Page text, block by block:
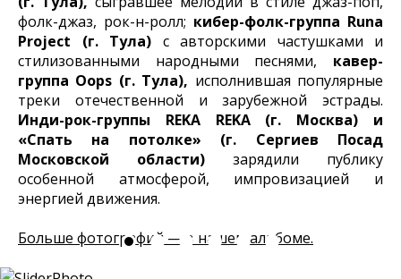
фолк-джаз, рок-н-ролл; кибер-фолк-группа Runa
Project (г. Тула) с авторскими частушками и
стилизованными народными песнями, кавер-
группа Oops (г. Тула), исполнившая популярные
треки отечественной и зарубежной эстрады.
Инди-рок-группы REKA REKA (г. Москва) и
«Спать на потолке» (г. Сергиев Посад
Московской области) зарядили публику
особенной атмосферой, импровизацией и
энергией движения.
Больше фотографий — в нашем альбоме.